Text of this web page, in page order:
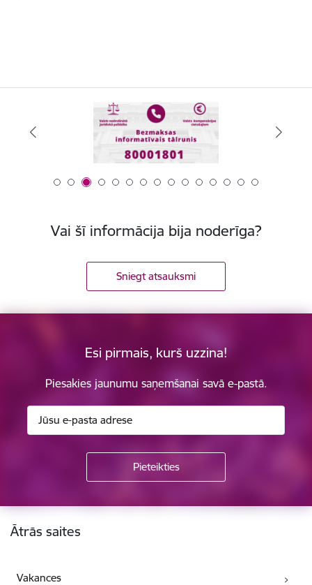
Vai šī informācija bija noderīga?
Sniegt atsauksmi
Esi pirmais, kurš uzzina!
Piesakies jaunumu saņemšanai savā e-pastā.
Kājene
Ātrās saites
Vakances